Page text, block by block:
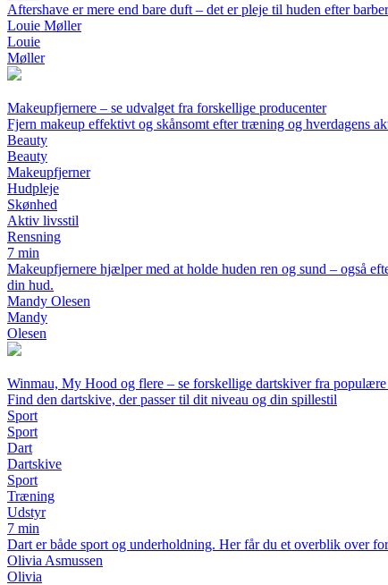
Aftershave er mere end bare duft – det er pleje til huden efter
Louie Møller
Louie
Møller
Makeupfjernere – se udvalget fra forskellige producenter
Fjern makeup effektivt og skånsomt efter træning og hverdagens
Beauty
Beauty
Makeupfjerner
Hudpleje
Skønhed
Aktiv livsstil
Rensning
7 min
Makeupfjernere hjælper med at holde huden ren og sund – også
din hud.
Mandy Olesen
Mandy
Olesen
Winmau, My Hood og flere – se forskellige dartskiver fra populære
Find den dartskive, der passer til dit niveau og din spillestil
Sport
Sport
Dart
Dartskive
Sport
Træning
Udstyr
7 min
Dart er både sport og underholdning. Her får du et overblik over
Olivia Asmussen
Olivia